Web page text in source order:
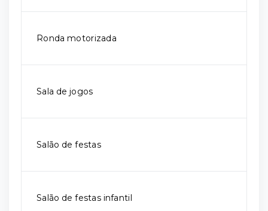
Ronda motorizada
Sala de jogos
Salão de festas
Salão de festas infantil